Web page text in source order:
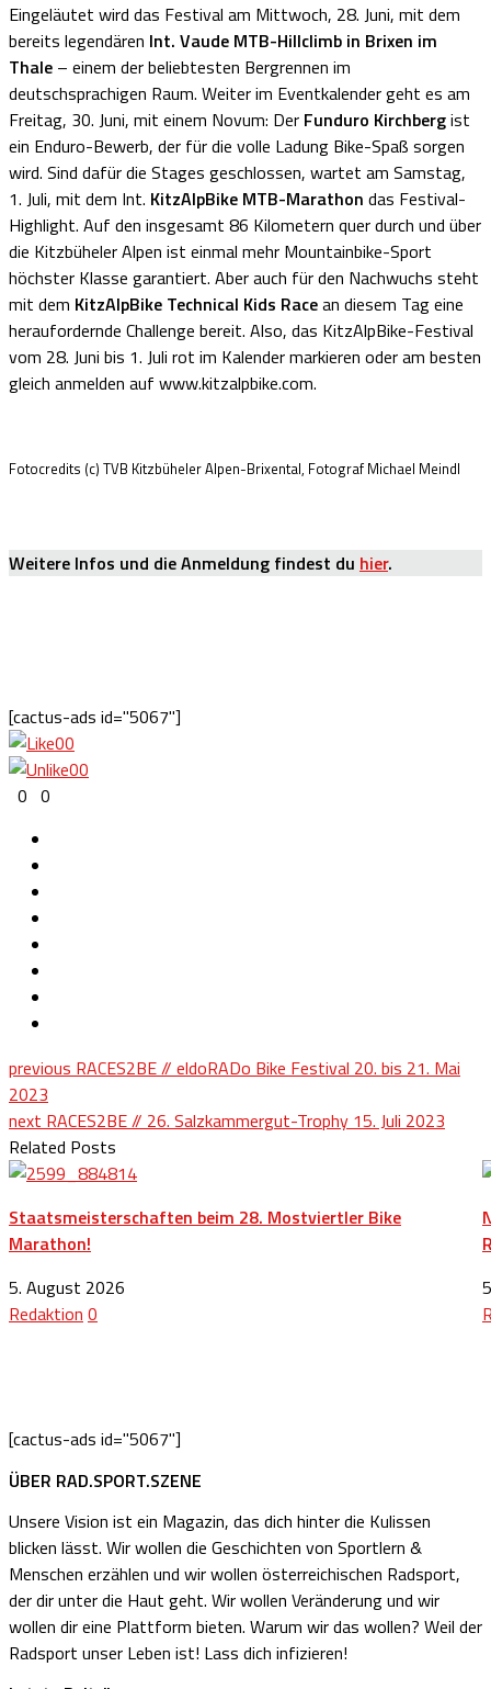
Eingeläutet wird das Festival am Mittwoch, 28. Juni, mit dem
bereits legendären Int. Vaude MTB-Hillclimb in Brixen im
Thale – einem der beliebtesten Bergrennen im
deutschsprachigen Raum. Weiter im Eventkalender geht es am
Freitag, 30. Juni, mit einem Novum: Der Funduro Kirchbergist
ein Enduro-Bewerb, der für die volle Ladung Bike-Spaß sorgen
wird. Sind dafür die Stages geschlossen, wartet am Samstag,
1. Juli, mit dem Int. KitzAlpBike MTB-Marathon das Festival-
Highlight. Auf den insgesamt 86 Kilometern quer durch und über
die Kitzbüheler Alpen ist einmal mehr Mountainbike-Sport
höchster Klasse garantiert. Aber auch für den Nachwuchs steht
mit dem KitzAlpBike Technical Kids Racean diesem Tag eine
heraufordernde Challenge bereit. Also, das KitzAlpBike-Festival
vom 28. Juni bis 1. Juli rot im Kalender markieren oder am besten
gleich anmelden auf www.kitzalpbike.com.
Fotocredits (c) TVB Kitzbüheler Alpen-Brixental, Fotograf Michael Meindl
Weitere Infos und die Anmeldung findest du hier.
[cactus-ads id="5067"]
00
00
0 0
previous RACES2BE // eldoRADo Bike Festival 20. bis 21. Mai
2023
next RACES2BE // 26. Salzkammergut-Trophy 15. Juli 2023
Related Posts
Staatsmeisterschaften beim 28. Mostviertler Bike
Marathon!
5. August 2026
Redaktion 0
[cactus-ads id="5067"]
ÜBER RAD.SPORT.SZENE
Unsere Vision ist ein Magazin, das dich hinter die Kulissen
blicken lässt. Wir wollen die Geschichten von Sportlern &
Menschen erzählen und wir wollen österreichischen Radsport,
der dir unter die Haut geht. Wir wollen Veränderung und wir
wollen dir eine Plattform bieten. Warum wir das wollen? Weil der
Radsport unser Leben ist! Lass dich infizieren!